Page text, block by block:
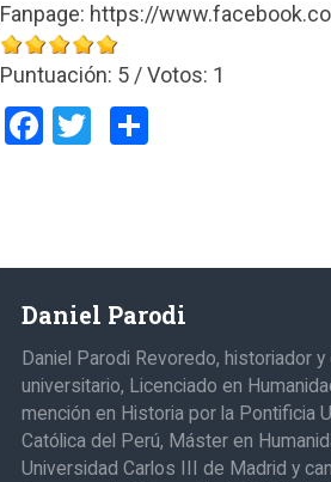
Fanpage: https://
Puntuación: 5/ Votos: 1
Facebook
TwitterCompartir
Daniel Parodi
Daniel Parodi Revoredo, historiador
universitario, Licenciado en
mención en Historia por la Pontificia
Católica del Perú, Máster en
Universidad Carlos III de Madrid y